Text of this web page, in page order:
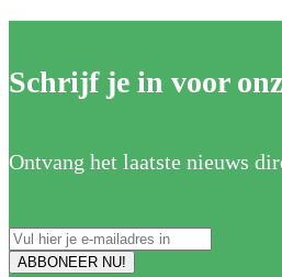
Schrijf je in voor
Ontvang het laatste nieuws